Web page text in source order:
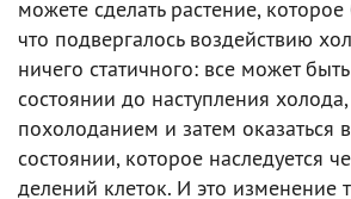
можете сделать растение,
что подвергалось воздействию
ничего статичного: все может
состоянии до наступления
похолоданием и затем оказаться
состоянии, которое наследуется
делений клеток. И это изменение